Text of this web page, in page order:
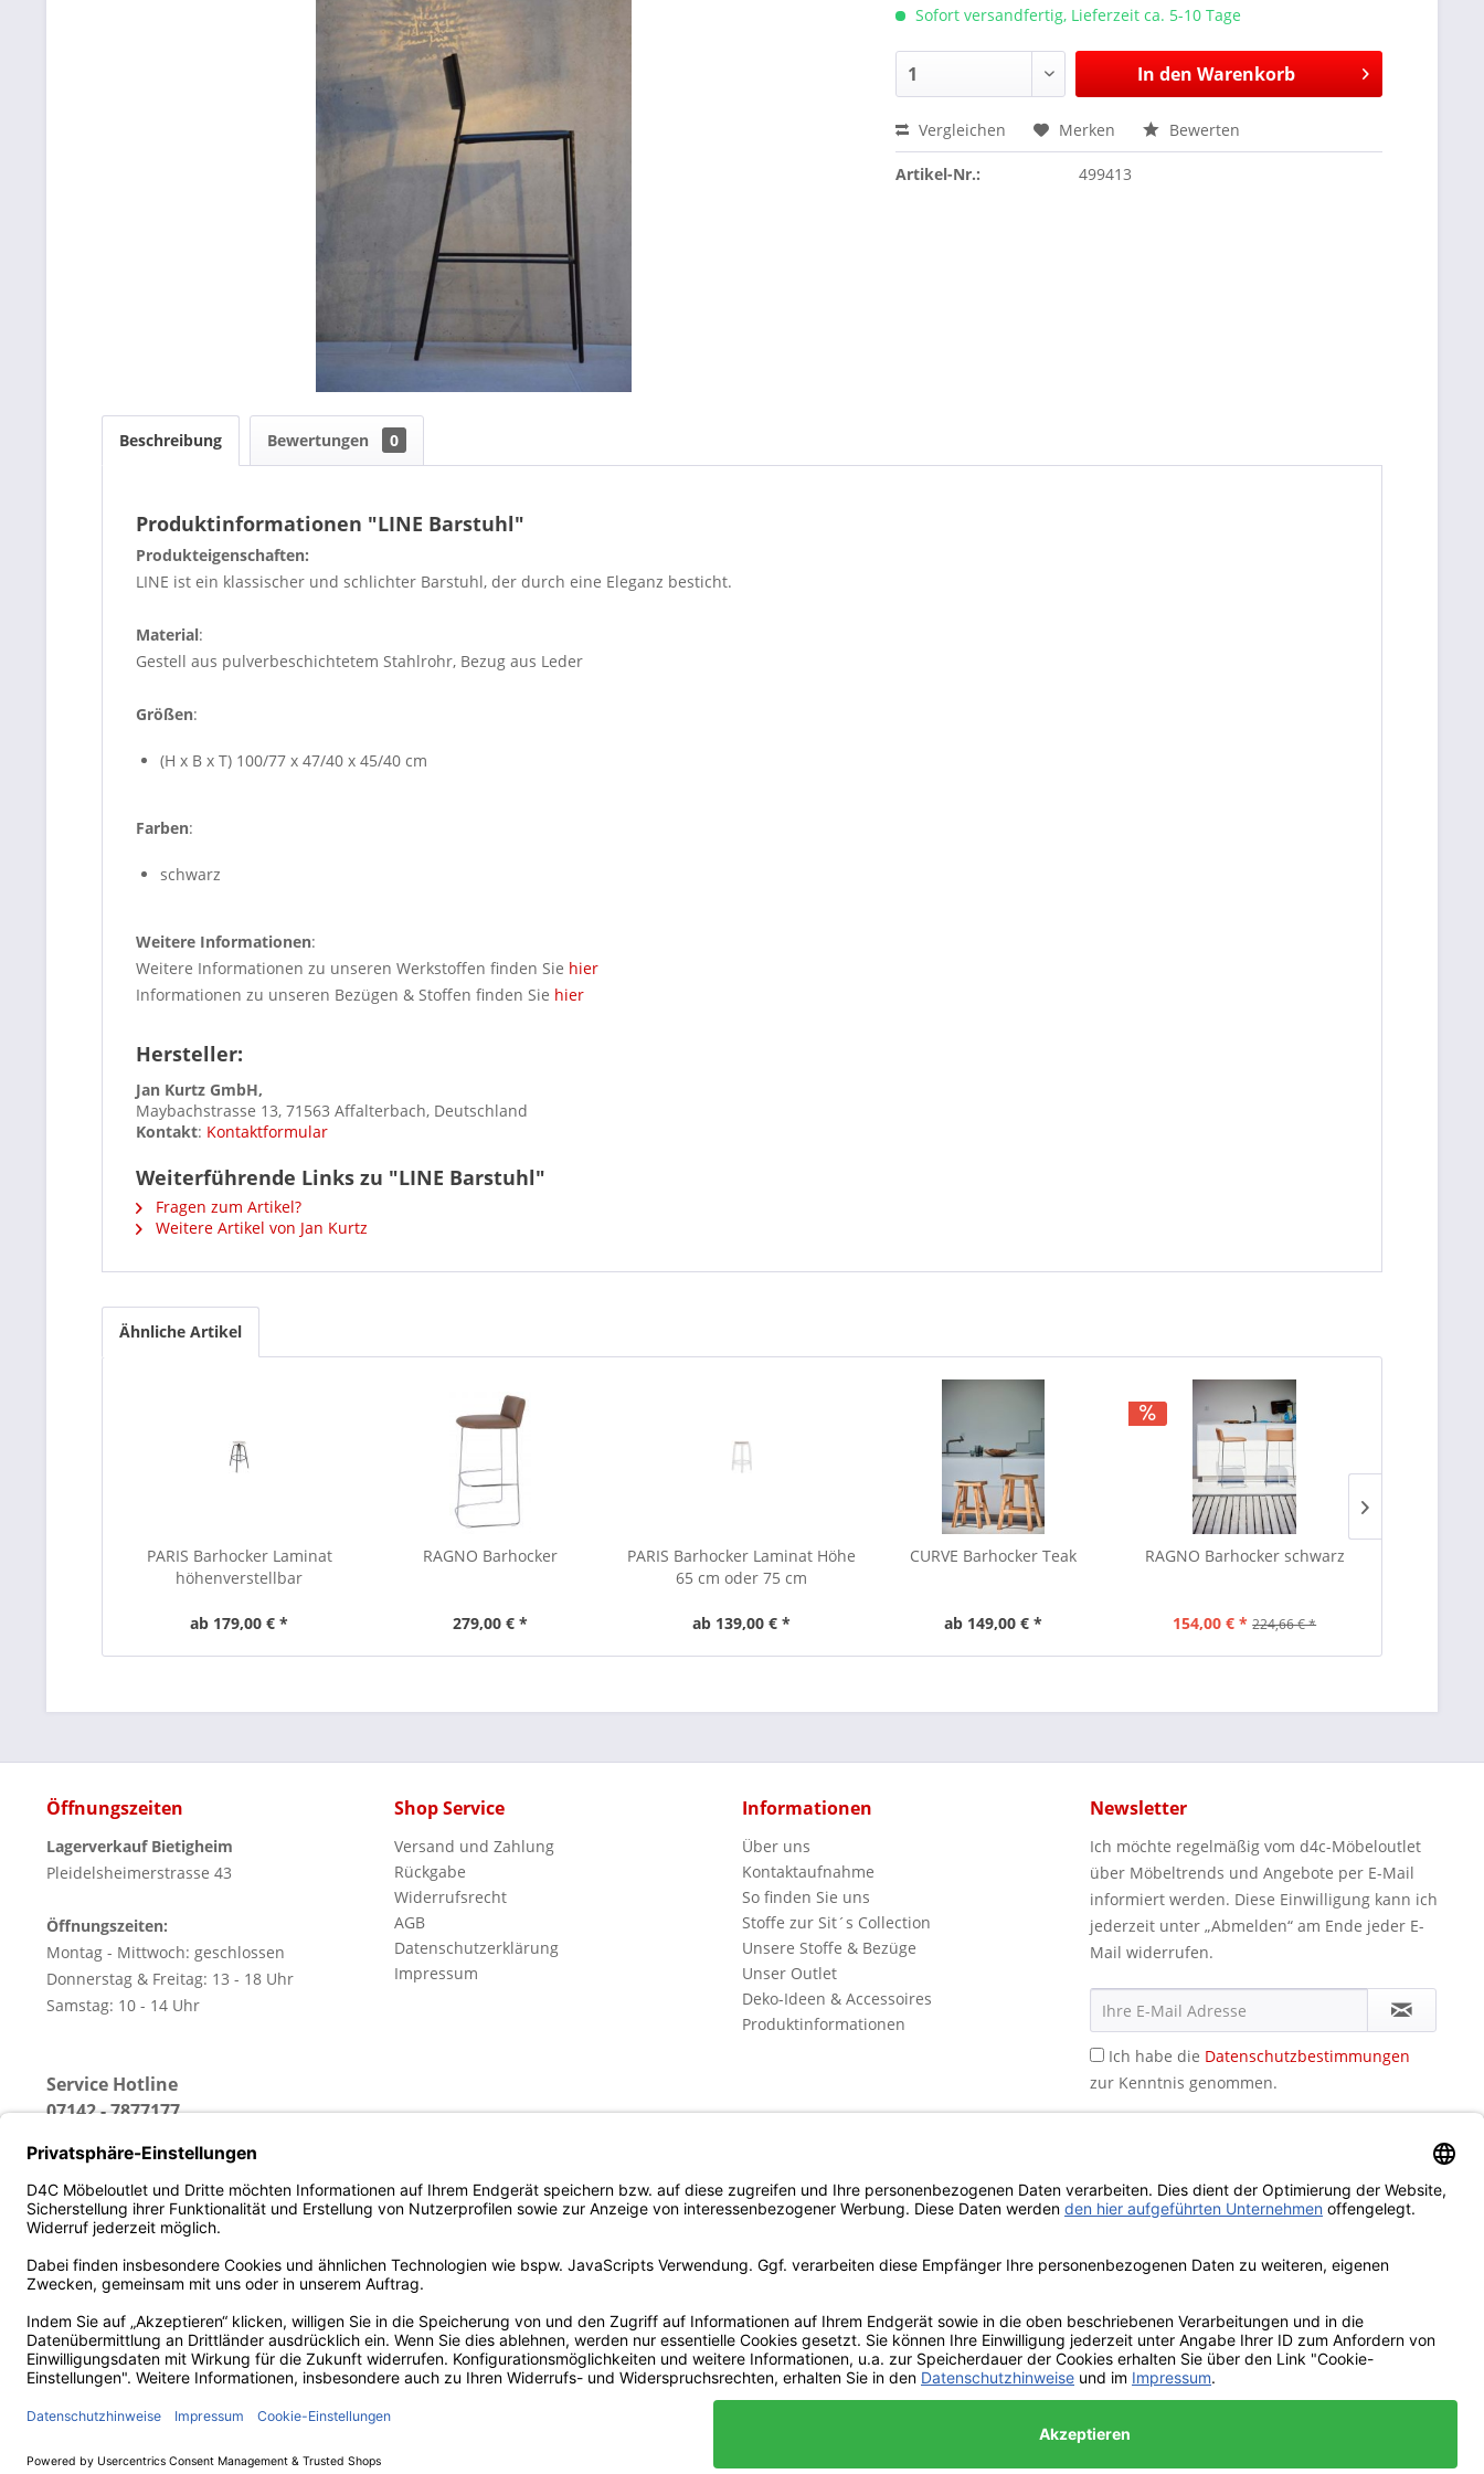
Sofort versandfertig, Lieferzeit ca. 5-10 Tage
In den Warenkorb
Vergleichen Merken Bewerten
Artikel-Nr.: 499413
Beschreibung Bewertungen 0
Produktinformationen "LINE Barstuhl"
Produkteigenschaften:
LINE ist ein klassischer und schlichter Barstuhl, der durch eine Eleganz besticht.
Material:
Gestell aus pulverbeschichtetem Stahlrohr, Bezug aus Leder
Größen:
(H x B x T) 100/77 x 47/40 x 45/40 cm
Farben:
schwarz
Weitere Informationen:
Weitere Informationen zu unseren Werkstoffen finden Sie hier
Informationen zu unseren Bezügen & Stoffen finden Sie hier
Hersteller:
Jan Kurtz GmbH,
Maybachstrasse 13, 71563 Affalterbach, Deutschland
Kontakt: Kontaktformular
Weiterführende Links zu "LINE Barstuhl"
Fragen zum Artikel?
Weitere Artikel von Jan Kurtz
Ähnliche Artikel
PARIS Barhocker Laminat
höhenverstellbar
ab 179,00 € *
RAGNO Barhocker
279,00 € *
PARIS Barhocker Laminat Höhe
65 cm oder 75 cm
ab 139,00 € *
CURVE Barhocker Teak
ab 149,00 € *
RAGNO Barhocker schwarz
154,00 € * 224,66 € *
Öffnungszeiten
Lagerverkauf Bietigheim
Pleidelsheimerstrasse 43
Öffnungszeiten:
Montag - Mittwoch: geschlossen
Donnerstag & Freitag: 13 - 18 Uhr
Samstag: 10 - 14 Uhr
Service Hotline
07142 - 7877177
Shop Service
Versand und Zahlung
Rückgabe
Widerrufsrecht
AGB
Datenschutzerklärung
Impressum
Informationen
Über uns
Kontaktaufnahme
So finden Sie uns
Stoffe zur Sit´s Collection
Unsere Stoffe & Bezüge
Unser Outlet
Deko-Ideen & Accessoires
Produktinformationen
Newsletter
Ich möchte regelmäßig vom d4c-Möbeloutlet
über Möbeltrends und Angebote per E-Mail
informiert werden. Diese Einwilligung kann ich
jederzeit unter „Abmelden“ am Ende jeder E-
Mail widerrufen.
Ich habe die Datenschutzbestimmungen
zur Kenntnis genommen.
* Alle Preise inkl. gesetzl. Mehrwertsteuer zzgl. evtl.Versandkosten und ggf. Nachnahmegebühren, wenn nicht anders beschrieben
Diese Website benutzt Cookies, die für den technischen Betrieb der Website erforderlich sind und stets gesetzt werden. Andere Cookies,
sozialen Netzwerken vereinfachen sollen, werden nur mit Ihrer Zustimmung gesetzt.
Mehr Informationen
Ablehnen